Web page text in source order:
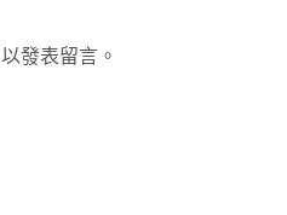
以發表留言。